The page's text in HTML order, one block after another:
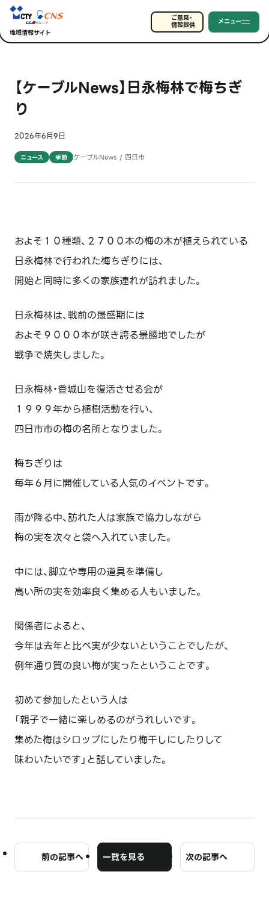
地域情報サイト
ご意見・
情報提供 メニュー
【ケーブルNews】日永梅林で梅ちぎ
り
2026年6月9日
ニュース 季節 ケーブルNews / 四日市
およそ１０種類、２７００本の梅の木が植えられている
日永梅林で行われた梅ちぎりには、
開始と同時に多くの家族連れが訪れました。
日永梅林は、戦前の最盛期には
およそ９０００本が咲き誇る景勝地でしたが
戦争で焼失しました。
日永梅林・登城山を復活させる会が
１９９９年から植樹活動を行い、
四日市市の梅の名所となりました。
梅ちぎりは
毎年６月に開催している人気のイベントです。
雨が降る中、訪れた人は家族で協力しながら
梅の実を次々と袋へ入れていました。
中には、脚立や専用の道具を準備し
高い所の実を効率良く集める人もいました。
関係者によると、
今年は去年と比べ実が少ないということでしたが、
例年通り質の良い梅が実ったということです。
初めて参加したという人は
「親子で一緒に楽しめるのがうれしいです。
集めた梅はシロップにしたり梅干しにしたりして
味わいたいです」と話していました。
前の記事へ 一覧を見る 次の記事へ